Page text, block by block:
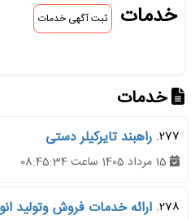
خدمات ثبت آگهی خدمات
خدمات
277. راهبند تایرکیلر دستی
278. ارائه خدمات فروش وتولید